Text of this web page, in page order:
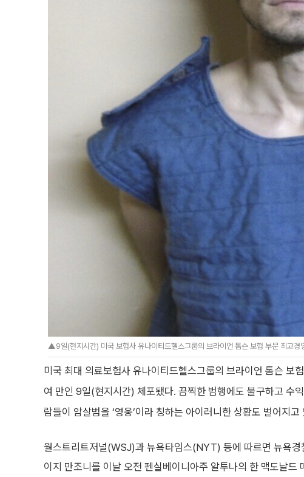
▲9일(현지시간) 미국 보험사 유나이티드헬스그룹의 브라이언 톰슨 보험 부문 최고
미국 최대 의료보험사 유나이티드헬스그룹의 브라이언 톰슨 보
여 만인 9일(현지시간) 체포됐다. 끔찍한 범행에도 불구하고 수
람들이 암살범을 ‘영웅’이라 칭하는 아이러니한 상황도 벌어지고
월스트리트저널(WSJ)과 뉴욕타임스(NYT) 등에 따르면 뉴욕
이지 만조니를 이날 오전 펜실베이니아주 알투나의 한 맥도날드